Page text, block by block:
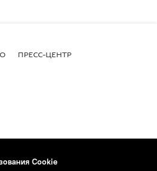
ПРЕСС-ЦЕНТР
Cookie